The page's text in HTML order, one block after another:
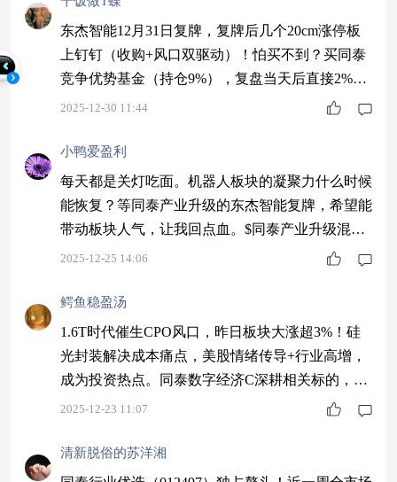
东杰智能12月31日复牌，复牌后几个20cm涨停板
上钉钉（收购+风口双驱动）！怕买不到？买同泰
竞争优势基金（持仓9%），复盘当天后直接2%收
益，这波别错过！$同泰竞争优势混合C$ #商业航
2025-12-30 11:44
小鸭爱盈利
每天都是关灯吃面。机器人板块的凝聚力什么时候
能恢复？等同泰产业升级的东杰智能复牌，希望能
带动板块人气，让我回点血。$同泰产业升级混合
C$ #新年观察局：2026我看好的投资赛道#
2025-12-25 14:06
鳄鱼稳盈汤
1.6T时代催生CPO风口，昨日板块大涨超3%！硅
光封装解决成本痛点，美股情绪传导+行业高增，
成为投资热点。同泰数字经济C深耕相关标的，昨
日暴涨超4%～$同泰数字经济股票C$ #长征十二号
2025-12-23 11:07
清新脱俗的苏洋湘